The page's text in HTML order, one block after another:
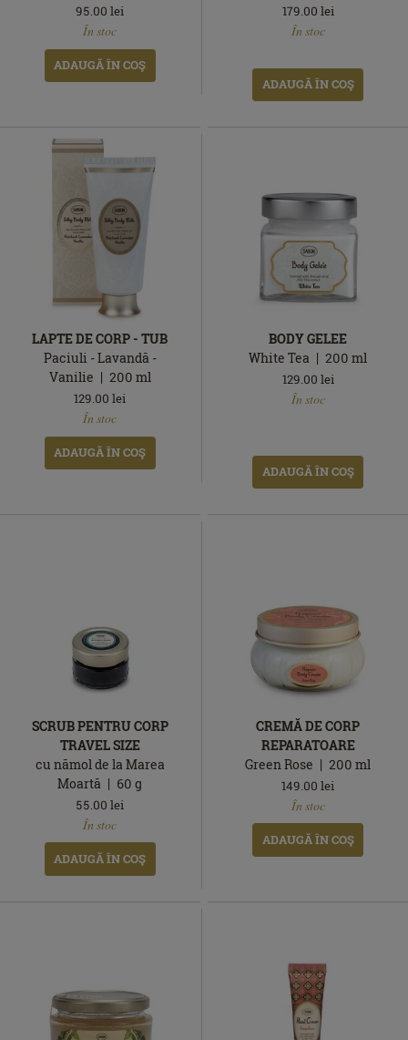
95.00 lei
În stoc
ADAUGĂ ÎN COŞ
179.00 lei
În stoc
ADAUGĂ ÎN COŞ
LAPTE DE CORP - TUB
Paciuli - Lavandă -
Vanilie
200 ml
129.00 lei
În stoc
ADAUGĂ ÎN COŞ
BODY GELEE
White Tea
200ml
129.00 lei
În stoc
ADAUGĂ ÎN COŞ
SCRUB PENTRU CORP
TRAVEL SIZE
cu nămol de la Marea
Moartă
60g
55.00 lei
În stoc
ADAUGĂ ÎN COŞ
CREMĂ DE CORP
REPARATOARE
Green Rose
200ml
149.00 lei
În stoc
ADAUGĂ ÎN COŞ